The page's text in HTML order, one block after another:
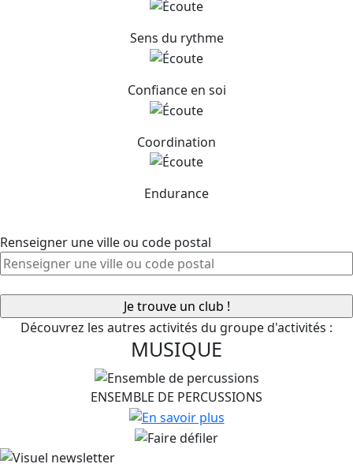
Sens du rythme
Confiance en soi
Coordination
Endurance
Renseigner une ville ou code postal
Découvrez les autres activités du groupe d'activités :
MUSIQUE
ENSEMBLE DE PERCUSSIONS